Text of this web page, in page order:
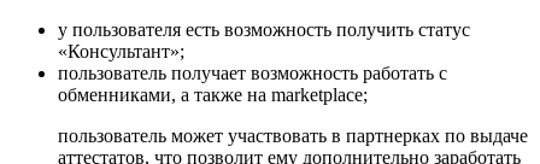
у пользователя есть возможность получить статус
«Консультант»;
пользователь получает возможность работать с
обменниками, а также на marketplace;
пользователь может участвовать в партнерках по выдаче
аттестатов, что позволит ему дополнительно заработать